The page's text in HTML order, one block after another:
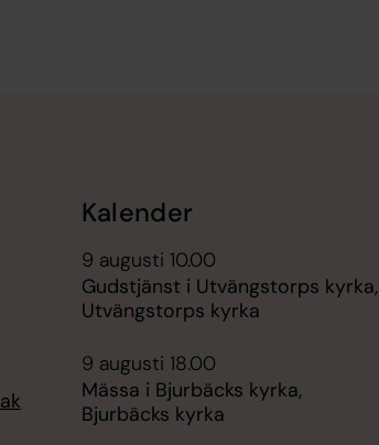
Kalender
9 augusti 10.00
Gudstjänst i Utvängstorps kyrka,
Utvängstorps kyrka
9 augusti 18.00
Mässa i Bjurbäcks kyrka,
Bjurbäcks kyrka